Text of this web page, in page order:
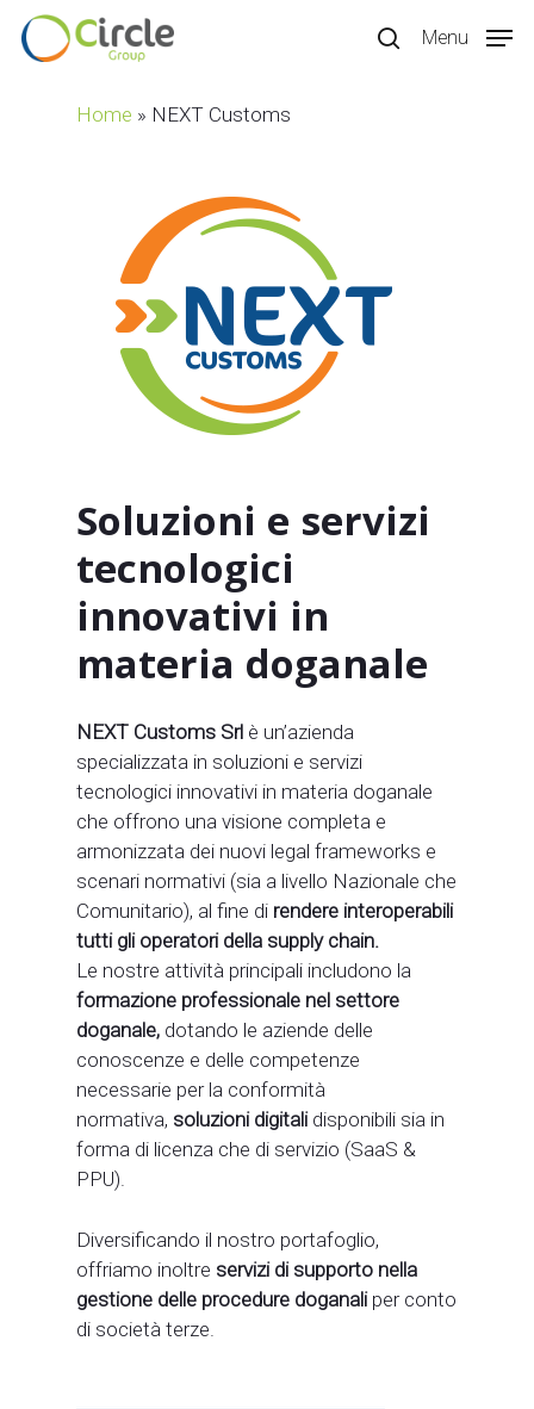
Skip
search
Menu
Home » NEXT Customs
Soluzioni e servizi
tecnologici
innovativi in
materia doganale
NEXT Customs Srl è un’azienda
specializzata in soluzioni e servizi
tecnologici innovativi in materia doganale
che offrono una visione completa e
armonizzata dei nuovi legal frameworks e
scenari normativi (sia a livello Nazionale che
Comunitario), al fine di rendere interoperabili
tutti gli operatori della supply chain.
Le nostre attività principali includono la
formazione professionale nel settore
doganale, dotando le aziende delle
conoscenze e delle competenze
necessarie per la conformità
normativa, soluzioni digitalidisponibili sia in
forma di licenza che di servizio (SaaS &
PPU).
Diversificando il nostro portafoglio,
offriamo inoltre servizi di supporto nella
gestione delle procedure doganaliper conto
di società terze.